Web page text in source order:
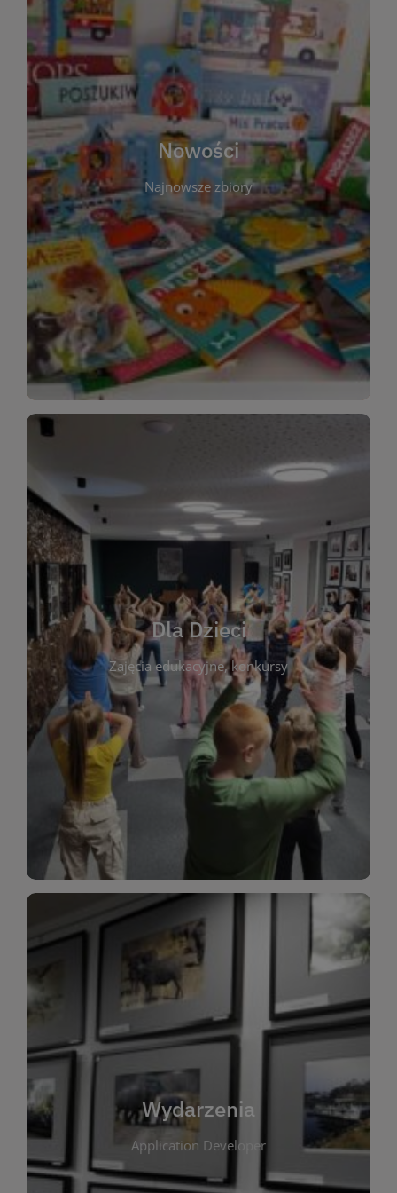
Nowości
Najnowsze zbiory
W tej sekcji prezentujemy najnowsze książki,
audiobooki oraz filmy, które właśnie trafiły do
zbiorów Miejskiej Biblioteki Publicznej w
Starachowicach. Regularnie aktualizujemy listę,
aby Czytelnicy mogli na bieżąco odkrywać świeże
tytuły i najciekawsze premiery wydawnicze. Każda
pozycja opatrzona jest krótkim opisem i
informacją o dostępności w katalogu. Zachęcamy
do częstych odwiedzin – nowości pojawiają się
niemal każdego tygodnia! Dzięki tej zakładce
zawsze będziesz wiedzieć, co warto przeczytać
jako pierwsze.
WIĘCEJ
Dla Dzieci
Zajęcia edukacyjne, konkursy
Dla Dzieci
To miejsce stworzone z myślą o najmłodszych
czytelnikach i ich rodzicach. Znajdziesz tu
informacje o zajęciach edukacyjnych, konkursach
plastycznych i spotkaniach z autorami książek dla
dzieci. Biblioteka oferuje bogaty wybór bajek,
opowiadań i lektur szkolnych, a także przyjazny
kącik do wspólnego czytania. Pragniemy
rozbudzać miłość do książek od najmłodszych lat.
Zapraszamy do wspólnej zabawy i odkrywania
świata literatury!
WIĘCEJ
Wydarzenia
Application Developer
Wydarzenia
W tej zakładce publikujemy informacje o
wszystkich wydarzeniach organizowanych przez
bibliotekę. Znajdziesz tu zapowiedzi spotkań
autorskich, warsztatów, prelekcji i zajęć
tematycznych dla różnych grup wiekowych. Każde
wydarzenie ma na celu promowanie kultury
czytelniczej oraz integrację społeczności lokalnej.
Dzięki kalendarzowi wydarzeń możesz łatwo